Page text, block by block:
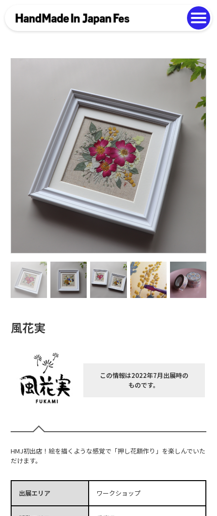
Photo Gallery
風花実
この情報は2022年7月出展時の
ものです。
HMJ初出店！絵を描くような感覚で「押し花額作り」を楽しんでいた
だけます。
出展エリア ワークショップ